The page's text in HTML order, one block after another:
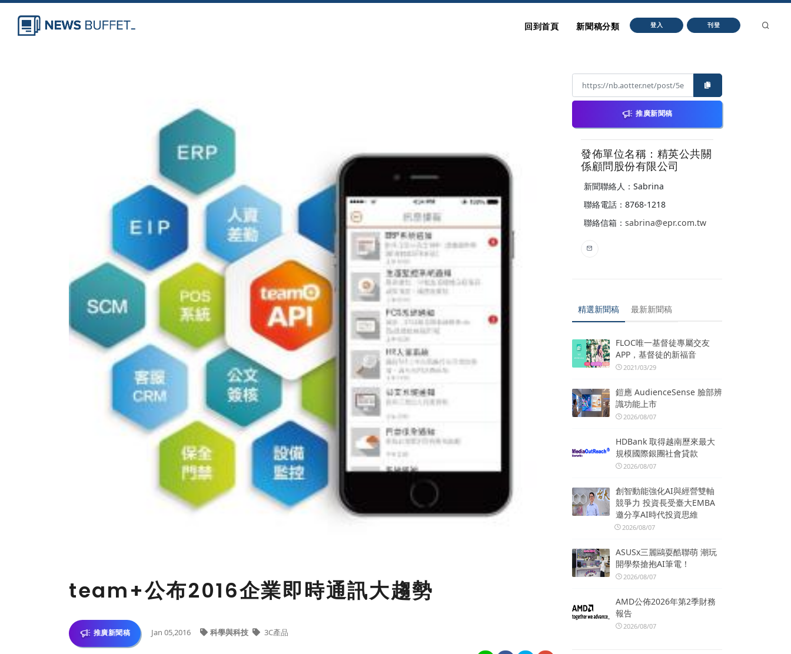
回到首頁 新聞稿分類 登入 刊登
team+公布2016企業即時通訊大趨勢
推廣新聞稿 Jan 05,2016 科學與科技 3C產品
推廣新聞稿
發佈單位名稱：精英公共關
係顧問股份有限公司
新聞聯絡人：Sabrina
聯絡電話：8768-1218
聯絡信箱： sabrina@epr.com.tw
精選新聞稿 最新新聞稿
FLOC唯一基督徒專屬交友
APP，基督徒的新福音
2021/03/29
鎧應 AudienceSense 臉部辨
識功能上市
2026/08/07
HDBank 取得越南歷來最大
規模國際銀團社會貸款
2026/08/07
創智動能強化AI與經營雙軸
競爭力 投資長受臺大EMBA
邀分享AI時代投資思維
2026/08/07
ASUSx三麗鷗耍酷聯萌 潮玩
開學祭搶抱AI筆電！
2026/08/07
AMD公佈2026年第2季財務
報告
2026/08/07